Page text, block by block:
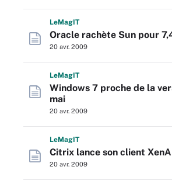
LeMagIT
Oracle rachète Sun pour
20 avr. 2009
LeMagIT
Windows 7 proche de la
mai
20 avr. 2009
LeMagIT
Citrix lance son client
20 avr. 2009